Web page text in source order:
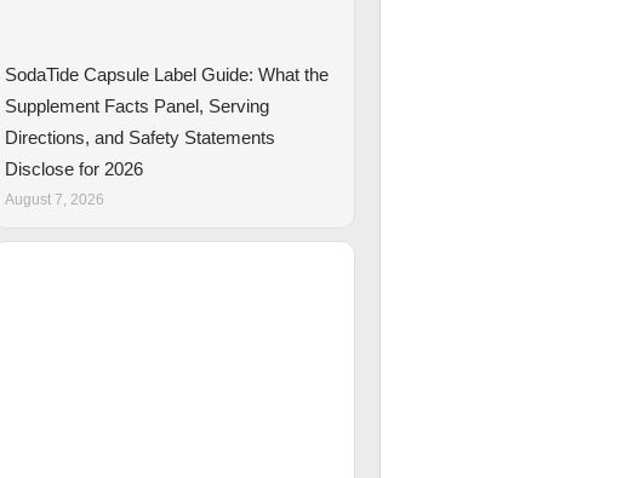
SodaTide Capsule Label Guide: What the
Supplement Facts Panel, Serving
Directions, and Safety Statements
Disclose for 2026
August 7, 2026